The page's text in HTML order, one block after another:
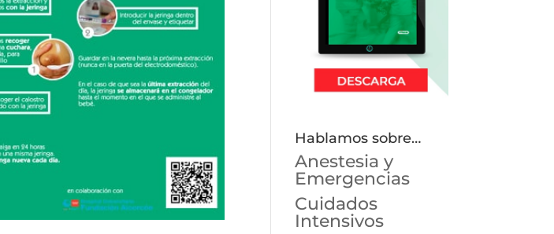
Hablamos sobre…
Anestesia y
Emergencias
Cuidados
Intensivos